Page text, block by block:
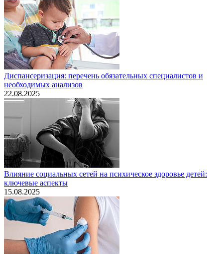
Диспансеризация: перечень обязательных специалистов и
необходимых анализов
22.08.2025
Влияние социальных сетей на психическое здоровье детей:
ключевые аспекты
15.08.2025